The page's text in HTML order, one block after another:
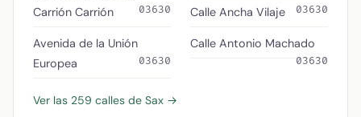
Carrión Carrión
03630
Avenida de la Unión
Europea
03630
Calle Ancha Vilaje 03630
Calle Antonio Machado
03630
Ver las 259 calles de Sax →